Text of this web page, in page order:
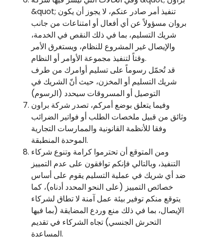
&quot; تنفيذ أمر صادر عنكم، لا يجوز أن يكون
بروان مسؤولاً عن أي أفعال أو امتناعات من جانب
شريك التسليم، بما في ذلك النقص في الخدمة،
والإيصال غير المشروع للنظام، ويستغرق الأمر
وقتاً لتنفيذ مجموعة الأوامر أو النظام.
قد تُحمّل رسوماً على تسليم أوامرك من طرف
شريك التسليم أو المخزن، حيث أنّ الشريك في
التوصيل أو المسروقات سيحدد (الرسوم)
وفيما يتعلق بوضع أمركم، تصدر شركة براون
وثائق من قبيل ملخصات الطلب أو فواتير الضرائب
وفقا للأنظمة القانونية والممارسات التجارية
الموحدة المنطبقة.
ومن المتوقع أن تحترموا كرامة وتنوع شركاء
التنفيذ، وبالتالي فإنكم توافقون على عدم التمييز
ضد أي شريك في عملية التسليم يقوم على أساس
خصائص التمييز (على النحو المحدد أدناه)، كما
يتوقع منكم توفير بيئة عمل آمنة لا تطاق لشركاء
الإيصال، بما في ذلك منع وردع المضايقة (بما فيها
التحرش الجنسي) تجاه الشركاء في تقديم
المساعدة.